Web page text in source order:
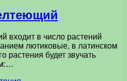
входит в число растений
лютиковые, в латинском
растения будет звучать